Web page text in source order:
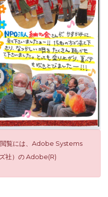
覧には、Adobe Systems
社）の Adobe(R)